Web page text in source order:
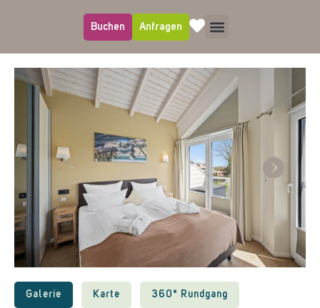
Buchen Anfragen
Galerie Karte 360° Rundgang